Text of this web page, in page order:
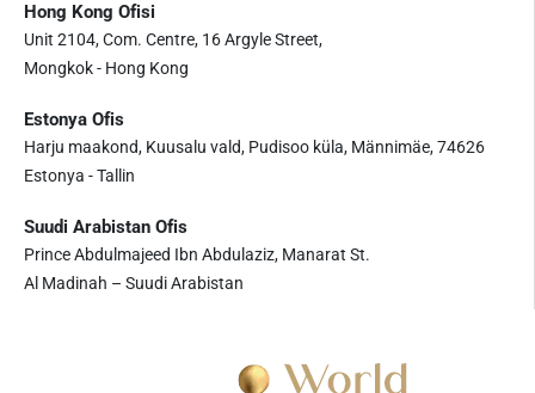
Hong Kong Ofisi
Unit 2104, Com. Centre, 16 Argyle Street,
Mongkok - Hong Kong
Estonya Ofis
Harju maakond, Kuusalu vald, Pudisoo küla, Männimäe, 74626
Estonya - Tallin
Suudi Arabistan Ofis
Prince Abdulmajeed Ibn Abdulaziz, Manarat St.
Al Madinah – Suudi Arabistan